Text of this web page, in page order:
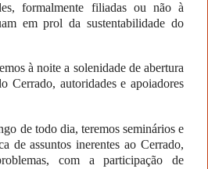
formalmente filiadas ou não à
em prol da sustentabilidade do
à noite a solenidade de abertura
Cerrado, autoridades e apoiadores
de todo dia, teremos seminários e
de assuntos inerentes ao Cerrado,
com a participação de